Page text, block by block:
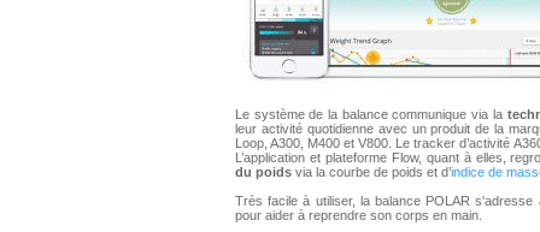
Le système de la balance communique via la
leur activité quotidienne avec un produit de la
Loop, A300, M400 et V800. Le tracker d’activité
L’application et plateforme Flow, quant à elles,
du poids via la courbe de poids et d’indice de
Très facile à utiliser, la balance POLAR
pour aider à reprendre son corps en main.